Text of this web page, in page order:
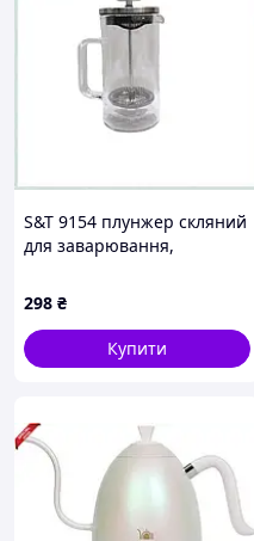
S&T 9154 плунжер скляний
для заварювання,
298 ₴
Купити